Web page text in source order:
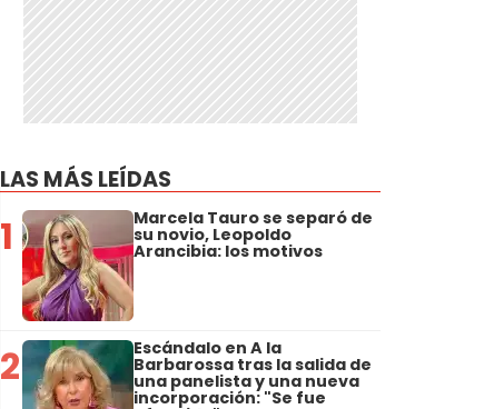
LAS MÁS LEÍDAS
1 Marcela Tauro se separó de
su novio, Leopoldo
Arancibia: los motivos
2 Escándalo en A la
Barbarossa tras la salida de
una panelista y una nueva
incorporación: "Se fue